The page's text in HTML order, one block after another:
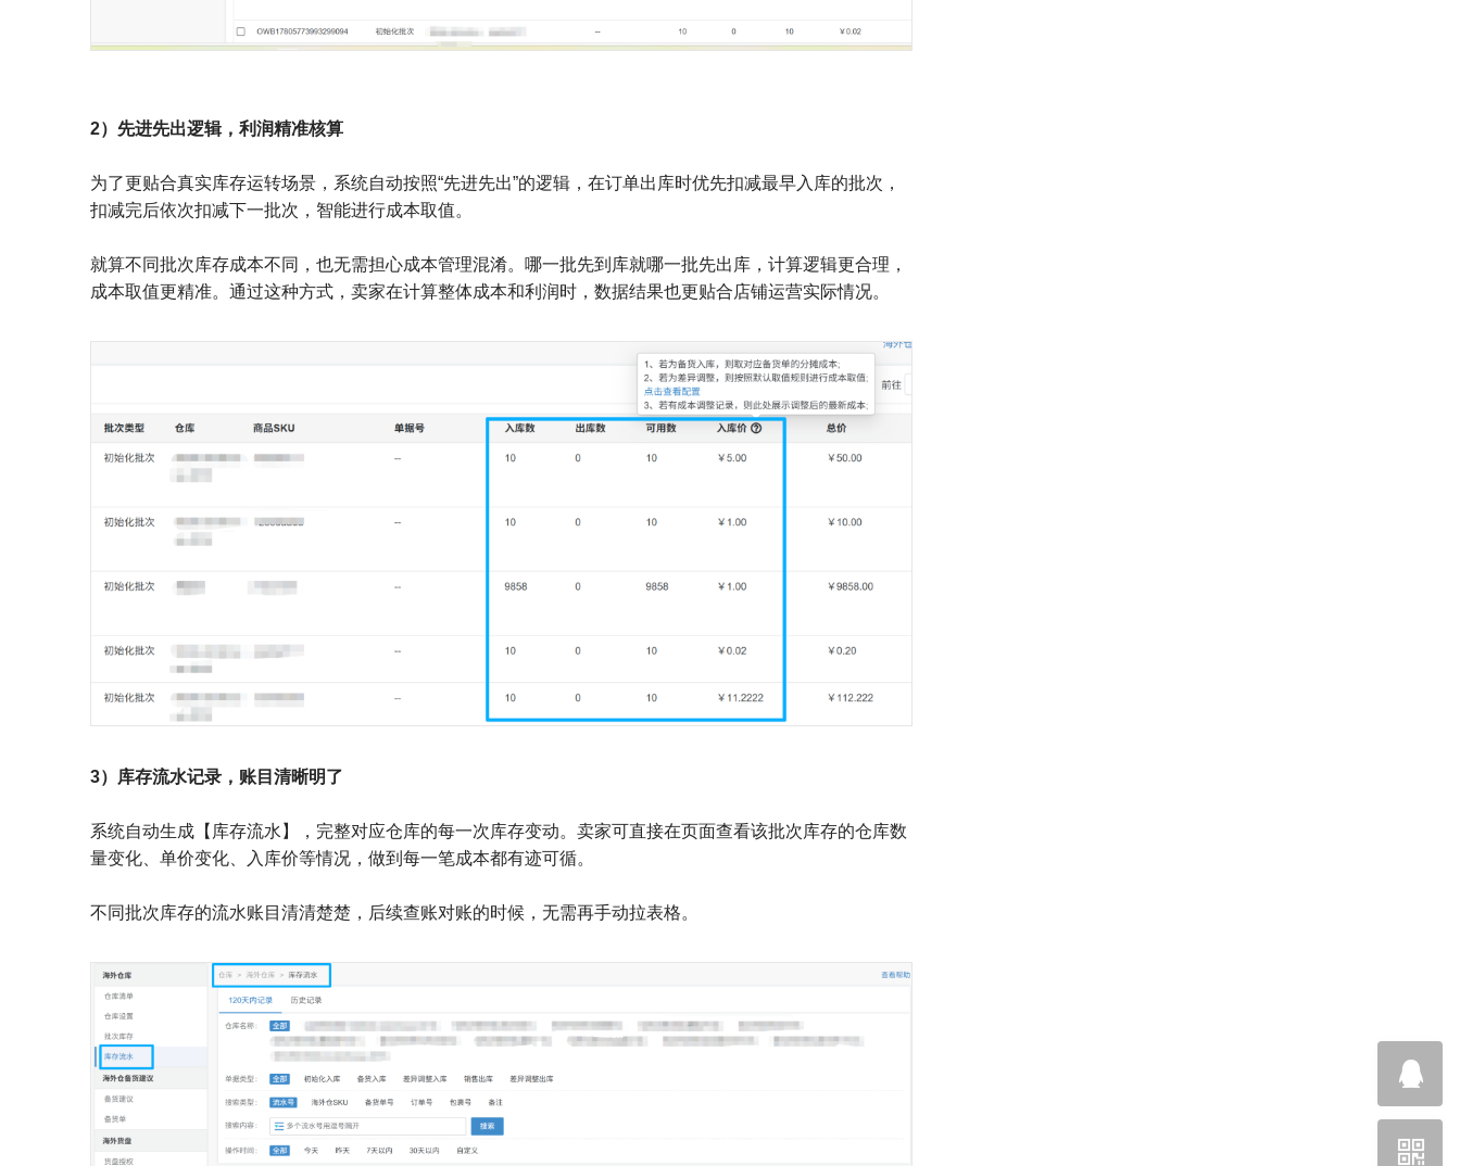
2）先进先出逻辑，利润精准核算
为了更贴合真实库存运转场景，系统自动按照“先进先出”的逻辑，在订单出库时优先扣减最早入库的批次，
扣减完后依次扣减下一批次，智能进行成本取值。
就算不同批次库存成本不同，也无需担心成本管理混淆。哪一批先到库就哪一批先出库，计算逻辑更合理，
成本取值更精准。通过这种方式，卖家在计算整体成本和利润时，数据结果也更贴合店铺运营实际情况。
3）库存流水记录，账目清晰明了
系统自动生成【库存流水】，完整对应仓库的每一次库存变动。卖家可直接在页面查看该批次库存的仓库数
量变化、单价变化、入库价等情况，做到每一笔成本都有迹可循。
不同批次库存的流水账目清清楚楚，后续查账对账的时候，无需再手动拉表格。